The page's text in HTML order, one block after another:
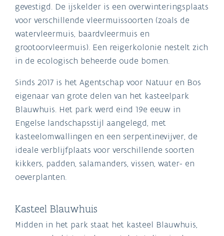
gevestigd. De ijskelder is een overwinteringsplaats
voor verschillende vleermuissoorten (zoals de
watervleermuis, baardvleermuis en
grootoorvleermuis). Een reigerkolonie nestelt zich
in de ecologisch beheerde oude bomen.
Sinds 2017 is het Agentschap voor Natuur en Bos
eigenaar van grote delen van het kasteelpark
Blauwhuis. Het park werd eind 19e eeuw in
Engelse landschapsstijl aangelegd, met
kasteelomwallingen en een serpentinevijver, de
ideale verblijfplaats voor verschillende soorten
kikkers, padden, salamanders, vissen, water- en
oeverplanten.
Kasteel Blauwhuis
Midden in het park staat het kasteel Blauwhuis,